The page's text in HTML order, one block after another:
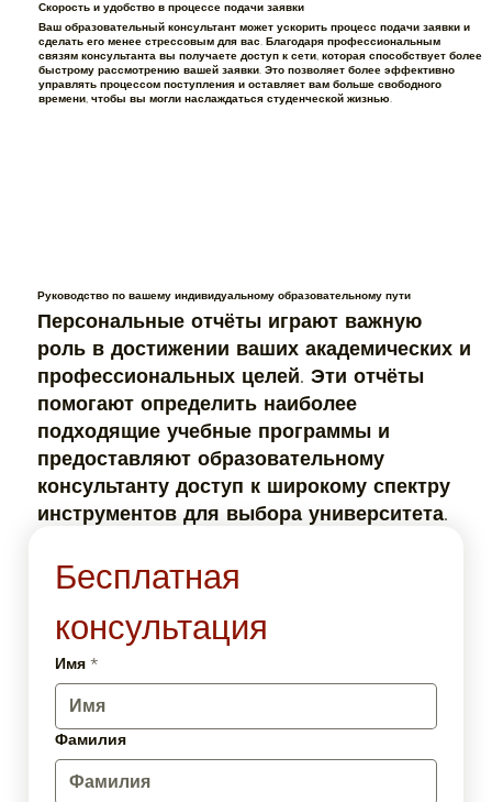
Руководство по вашему индивидуальному образовательному пути
Персональные отчёты играют важную
роль в достижении ваших академических и
профессиональных целей. Эти отчёты
помогают определить наиболее
подходящие учебные программы и
предоставляют образовательному
консультанту доступ к широкому спектру
инструментов для выбора университета.
Скорость и удобство в процессе подачи заявки
Ваш образовательный консультант может ускорить процесс подачи заявки и
сделать его менее стрессовым для вас. Благодаря профессиональным
связям консультанта вы получаете доступ к сети, которая способствует более
быстрому рассмотрению вашей заявки. Это позволяет более эффективно
управлять процессом поступления и оставляет вам больше свободного
времени, чтобы вы могли наслаждаться студенческой жизнью.
Бесплатная
консультация
Имя *
Фамилия